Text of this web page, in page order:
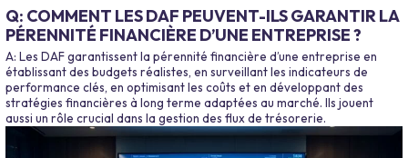
Q: COMMENT LES DAF PEUVENT-ILS GARANTIR LA
PÉRENNITÉ FINANCIÈRE D’UNE ENTREPRISE ?
A: Les DAF garantissent la pérennité financière d’une entreprise en
établissant des budgets réalistes, en surveillant les indicateurs de
performance clés, en optimisant les coûts et en développant des
stratégies financières à long terme adaptées au marché. Ils jouent
aussi un rôle crucial dans la gestion des flux de trésorerie.